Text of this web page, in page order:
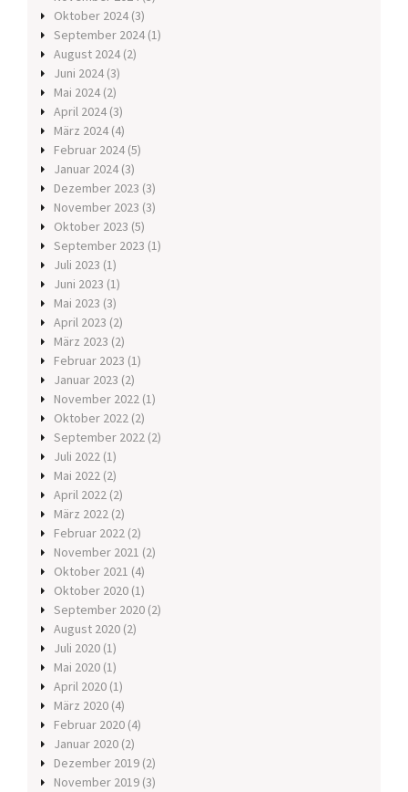
Oktober 2024 (3)
September 2024 (1)
August 2024 (2)
Juni 2024 (3)
Mai 2024 (2)
April 2024 (3)
März 2024 (4)
Februar 2024 (5)
Januar 2024 (3)
Dezember 2023 (3)
November 2023 (3)
Oktober 2023 (5)
September 2023 (1)
Juli 2023 (1)
Juni 2023 (1)
Mai 2023 (3)
April 2023 (2)
März 2023 (2)
Februar 2023 (1)
Januar 2023 (2)
November 2022 (1)
Oktober 2022 (2)
September 2022 (2)
Juli 2022 (1)
Mai 2022 (2)
April 2022 (2)
März 2022 (2)
Februar 2022 (2)
November 2021 (2)
Oktober 2021 (4)
Oktober 2020 (1)
September 2020 (2)
August 2020 (2)
Juli 2020 (1)
Mai 2020 (1)
April 2020 (1)
März 2020 (4)
Februar 2020 (4)
Januar 2020 (2)
Dezember 2019 (2)
November 2019 (3)